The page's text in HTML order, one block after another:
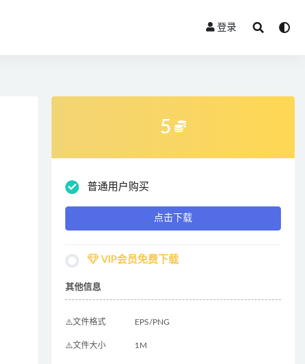
登录
5
普通用户购买
点击下载
VIP会员免费下载
其他信息
⚠️文件格式 EPS/PNG
⚠️文件大小 1M